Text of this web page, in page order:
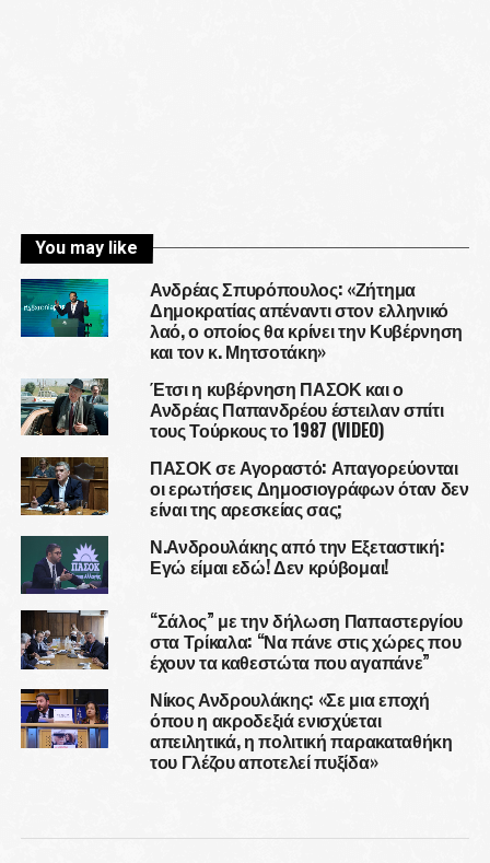
You may like
Ανδρέας Σπυρόπουλος: «Ζήτημα
Δημοκρατίας απέναντι στον ελληνικό
λαό, ο οποίος θα κρίνει την Κυβέρνηση
και τον κ. Μητσοτάκη»
Έτσι η κυβέρνηση ΠΑΣΟΚ και ο
Ανδρέας Παπανδρέου έστειλαν σπίτι
τους Τούρκους το 1987 (VIDEO)
ΠΑΣΟΚ σε Αγοραστό: Απαγορεύονται
οι ερωτήσεις Δημοσιογράφων όταν δεν
είναι της αρεσκείας σας;
Ν.Ανδρουλάκης από την Εξεταστική:
Εγώ είμαι εδώ! Δεν κρύβομαι!
“Σάλος” με την δήλωση Παπαστεργίου
στα Τρίκαλα: “Να πάνε στις χώρες που
έχουν τα καθεστώτα που αγαπάνε”
Νίκος Ανδρουλάκης: «Σε μια εποχή
όπου η ακροδεξιά ενισχύεται
απειλητικά, η πολιτική παρακαταθήκη
του Γλέζου αποτελεί πυξίδα»